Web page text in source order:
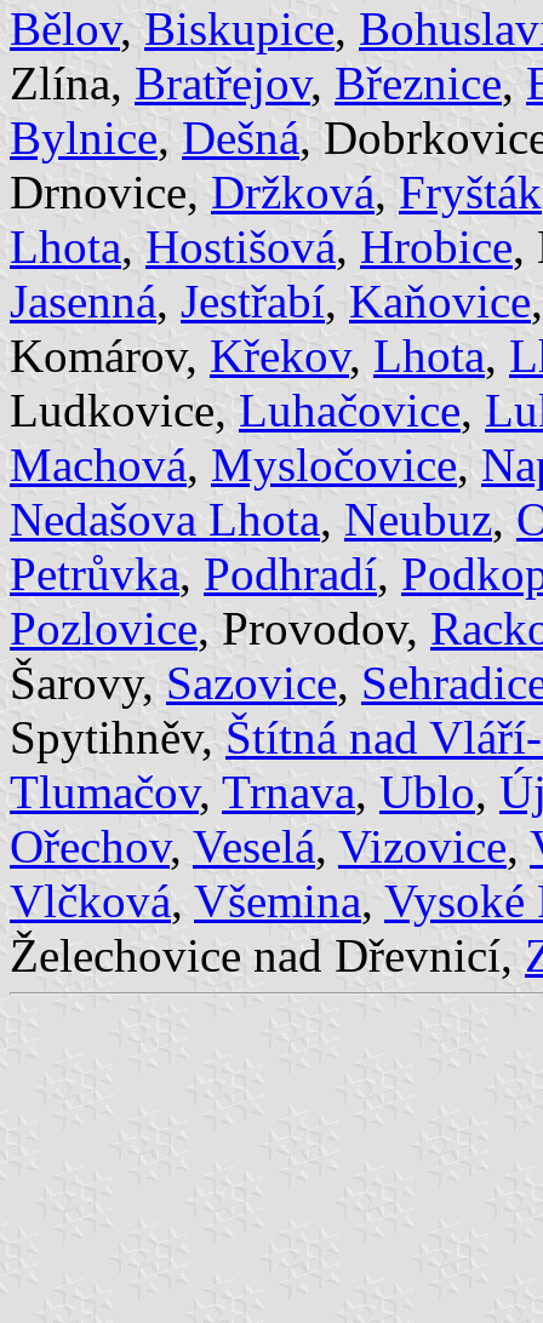
Bělov, Biskupice,
Zlína, Bratřejov, Březnice,
Bylnice, Dešná,
Drnovice, Držková, Fryšták
Lhota, Hostišová, Hrobice,
Jasenná, Jestřabí, Kaňovice
Komárov, Křekov, Lhota,
Ludkovice, Luhačovice,
Machová, Mysločovice,
Nedašova Lhota, Neubuz,
Petrůvka, Podhradí,
Pozlovice, Provodov,
Šarovy, Sazovice,
Spytihněv, Štítná nad
Tlumačov, Trnava, Ublo,
Ořechov, Veselá, Vizovice,
Vlčková, Všemina, Vysoké
Želechovice nad Dřevnicí,